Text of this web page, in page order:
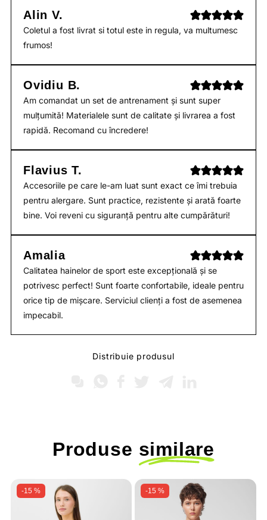
Alin V.
Coletul a fost livrat si totul este in regula, va multumesc
frumos!
Ovidiu B.
Am comandat un set de antrenament și sunt super
mulțumită! Materialele sunt de calitate și livrarea a fost
rapidă. Recomand cu încredere!
Flavius T.
Accesoriile pe care le-am luat sunt exact ce îmi trebuia
pentru alergare. Sunt practice, rezistente și arată foarte
bine. Voi reveni cu siguranță pentru alte cumpărături!
Amalia
Calitatea hainelor de sport este excepțională și se
potrivesc perfect! Sunt foarte confortabile, ideale pentru
orice tip de mișcare. Serviciul clienți a fost de asemenea
impecabil.
Distribuie produsul
Produse similare
-15 % -15 %